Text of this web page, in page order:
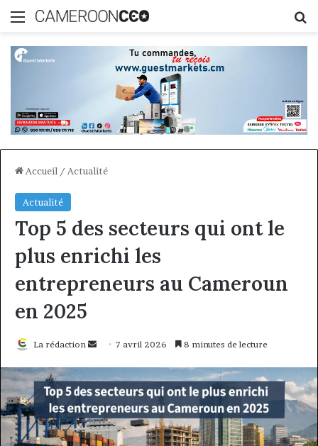
Menu
Accueil / Actualité
Actualité
Top 5 des secteurs qui ont le
plus enrichi les
entrepreneurs au Cameroun
en 2025
La rédaction
Envoyer
courriel
7 avril 2026 8 minutes de lecture